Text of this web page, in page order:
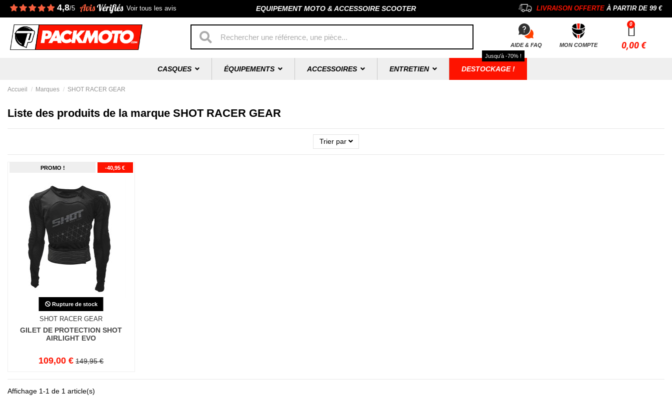
4,8/5 Voir tous les avis EQUIPEMENT MOTO & ACCESSOIRE SCOOTER LIVRAISON OFFERTEÀ PARTIR DE 99 €
AIDE & FAQ MON COMPTE 0,00 €
CASQUES ÉQUIPEMENTS ACCESSOIRES ENTRETIEN DESTOCKAGE !
Jusqu'à -70% !
Accueil Marques SHOT RACER GEAR
Liste des produits de la marque SHOT RACER GEAR
Trier par
PROMO ! -40,95 €
Rupture de stock
SHOT RACER GEAR
GILET DE PROTECTION SHOT
AIRLIGHT EVO
109,00 € 149,95 €
Affichage 1-1 de 1 article(s)